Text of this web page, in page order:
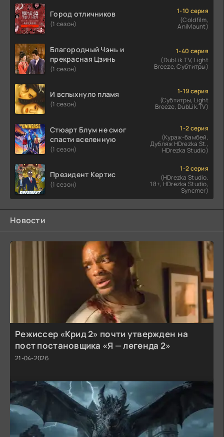
Город отличников
(1 сезон)
1-10 серия
(Coldfilm,
AniMaunt)
Благородный Чэнь и
прекрасная Цзинь
(1 сезон)
1-40 серия
(DubLik.TV, Light
Breeze, Субтитры)
И вспыхнуло пламя
(1 сезон)
1-19 серия
(Субтитры, Light
Breeze, DubLik.TV)
Стюарт Блум не смог
спасти вселенную
(1 сезон)
1-2 серия
(Кураж-бамбей,
Дубляж HDrezka St.,
HDrezka Studio)
Президент Кертис
(1 сезон)
1-2 серия
(HDrezka Studio.
18+, HDrezka Studio,
Syncmer)
Новости
Режиссер «Крид 2» почти утвержден на
пост постановщика «Я — легенда 2»
21-04-2026